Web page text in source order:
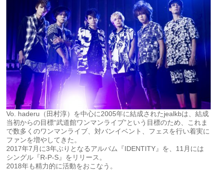
Vo. haderu（田村淳）を中心に2005年に結成されたjealkbは、結成
当初からの目標“武道館ワンマンライブ”という目標のため、これま
で数多くのワンマンライブ、対バンイベント、フェスを行い着実に
ファンを増やしてきた。
2017年7月に3年ぶりとなるアルバム『IDENTITY』を、 11月には
シングル『R-P-S』をリリース。
2018年も精力的に活動をおこなう。